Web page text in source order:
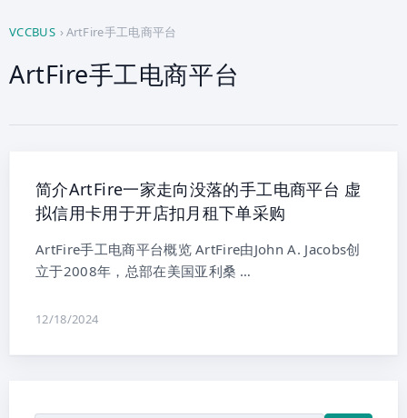
VCCBUS ›ArtFire手工电商平台
ArtFire手工电商平台
简介ArtFire一家走向没落的手工电商平台 虚
拟信用卡用于开店扣月租下单采购
ArtFire手工电商平台概览 ArtFire由John A. Jacobs创
立于2008年，总部在美国亚利桑 …
12/18/2024